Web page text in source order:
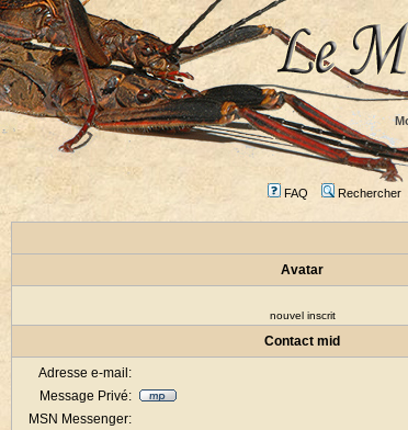
FAQ Rechercher
Avatar
nouvel inscrit
Contact mid
Adresse e-mail:
Message Privé:
MSN Messenger: